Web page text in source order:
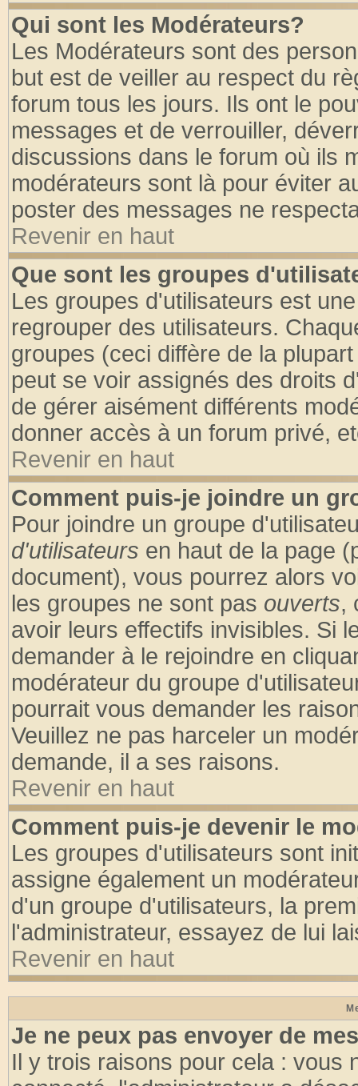
Qui sont les Modérateurs?
Les Modérateurs sont des
but est de veiller au respect du
forum tous les jours. Ils ont le
messages et de verrouiller,
discussions dans le forum où ils
modérateurs sont là pour éviter
poster des messages ne
Revenir en haut
Que sont les groupes
Les groupes d'utilisateurs est
regrouper des utilisateurs.
groupes (ceci diffère de la
peut se voir assignés des droits
de gérer aisément différents
donner accès à un forum privé,
Revenir en haut
Comment puis-je joindre un
Pour joindre un groupe
d'utilisateurs en haut de la page
document), vous pourrez alors
les groupes ne sont pas ouverts,
avoir leurs effectifs invisibles. Si
demander à le rejoindre en
modérateur du groupe
pourrait vous demander les
Veuillez ne pas harceler un
demande, il a ses raisons.
Revenir en haut
Comment puis-je devenir le
Les groupes d'utilisateurs sont
assigne également un
d'un groupe d'utilisateurs, la
l'administrateur, essayez de lui
Revenir en haut
Je ne peux pas envoyer de
Il y trois raisons pour cela : vous